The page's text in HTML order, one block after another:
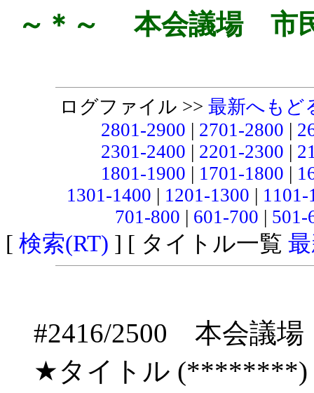
～＊～ 本会議場 市
ログファイル >> 最新へもど
2801-2900 | 2701-2800 |
2301-2400 | 2201-2300 |
1801-1900 | 1701-1800 |
1301-1400 | 1201-1300 |
701-800 | 601-700 |
[ 検索(RT) ] [ タイトル一覧
#2416/2500 本会議
★タイトル (********)